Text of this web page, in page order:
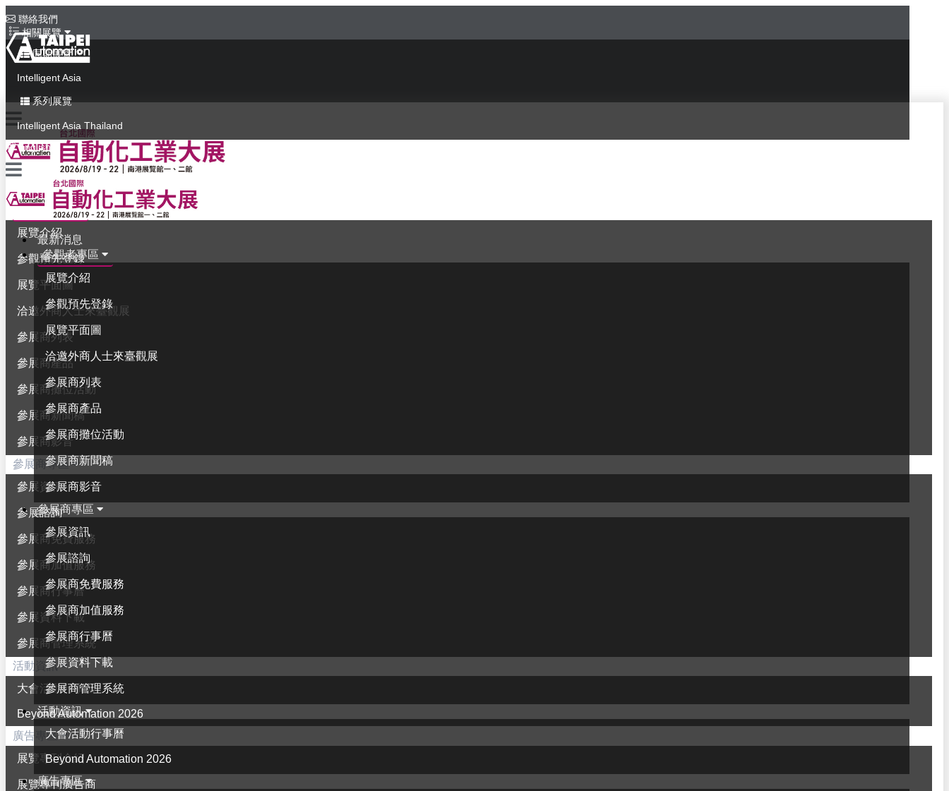
聯絡我們
相關展覽
同期展覽
Intelligent Asia
系列展覽
Intelligent Asia Thailand
English
最新消息
參觀者專區
展覽介紹
參觀預先登錄
展覽平面圖
洽邀外商人士來臺觀展
參展商列表
參展商產品
參展商攤位活動
參展商新聞稿
參展商影音
參展商專區
參展資訊
參展諮詢
參展商免費服務
參展商加值服務
參展商行事曆
參展資料下載
參展商管理系統
活動資訊
大會活動行事曆
Beyond Automation 2026
廣告專區
最新消息
參觀者專區
展覽介紹
參觀預先登錄
展覽平面圖
洽邀外商人士來臺觀展
參展商列表
參展商產品
參展商攤位活動
參展商新聞稿
參展商影音
參展商專區
參展資訊
參展諮詢
參展商免費服務
參展商加值服務
參展商行事曆
參展資料下載
參展商管理系統
活動資訊
大會活動行事曆
Beyond Automation 2026
廣告專區
展覽專刊介紹
展覽專刊廣告商